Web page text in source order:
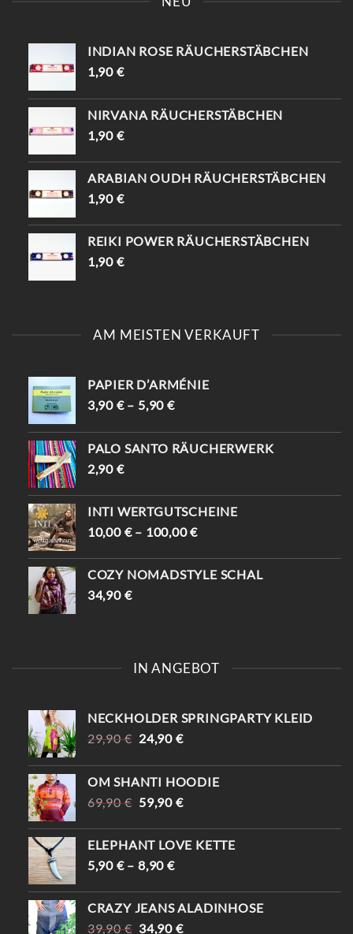
INDIAN ROSE RÄUCHERSTÄBCHEN
1,90 €
NIRVANA RÄUCHERSTÄBCHEN
1,90 €
ARABIAN OUDH RÄUCHERSTÄBCHEN
1,90 €
REIKI POWER RÄUCHERSTÄBCHEN
1,90 €
AM MEISTEN VERKAUFT
PAPIER D’ARMÉNIE
3,90 €– 5,90€
PALO SANTO RÄUCHERWERK
2,90 €
INTI WERTGUTSCHEINE
10,00 €– 100,00€
COZY NOMADSTYLE SCHAL
34,90 €
IN ANGEBOT
NECKHOLDER SPRINGPARTY KLEID
29,90€ URSPRÜNGLICHER
WAR:
29,90 €
24,90 €AKTUELLER
IST:
24,90 €.
OM SHANTI HOODIE
69,90€ URSPRÜNGLICHER
WAR:
69,90 €
59,90 €AKTUELLER
IST:
59,90 €.
ELEPHANT LOVE KETTE
5,90 €–8,90€
CRAZY JEANS ALADINHOSE
39,90€ URSPRÜNGLICHER
34,90 €AKTUELLER